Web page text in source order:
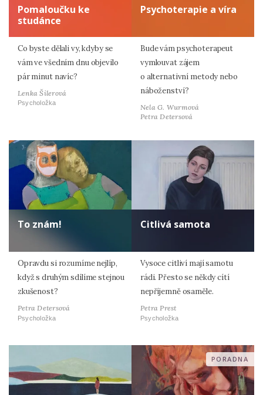
Pomaloučku ke
studánce
Co byste dělali vy, kdyby se
vám ve všedním dnu objevilo
pár minut navíc?
Lenka Šilerová
Psycholožka
Psychoterapie a víra
Bude vám psychoterapeut
vymlouvat zájem
o alternativní metody nebo
náboženství?
Nela G. Wurmová
Petra Detersová
To znám!
Opravdu si rozumíme nejlíp,
když s druhým sdílíme stejnou
zkušenost?
Petra Detersová
Psycholožka
Citlivá samota
Vysoce citliví mají samotu
rádi. Přesto se někdy cítí
nepříjemně osaměle.
Petra Prest
Psycholožka
PORADNA